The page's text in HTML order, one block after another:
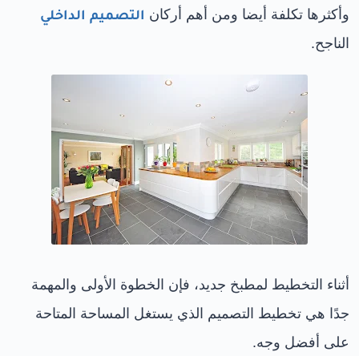
وأكثرها تكلفة أيضا ومن أهم أركان التصميم الداخلي
الناجح.
أثناء التخطيط لمطبخ جديد، فإن الخطوة الأولى والمهمة
جدًا هي تخطيط التصميم الذي يستغل المساحة المتاحة
على أفضل وجه.